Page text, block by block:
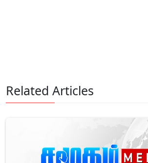
Related Articles